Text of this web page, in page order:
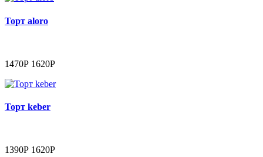
Торт aloro
1470Р 1620Р
Торт keber
1390Р 1620Р